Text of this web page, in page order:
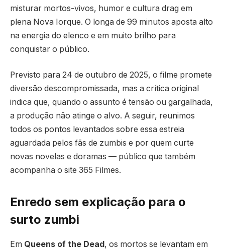
misturar mortos-vivos, humor e cultura drag em
plena Nova Iorque. O longa de 99 minutos aposta alto
na energia do elenco e em muito brilho para
conquistar o público.
Previsto para 24 de outubro de 2025, o filme promete
diversão descompromissada, mas a crítica original
indica que, quando o assunto é tensão ou gargalhada,
a produção não atinge o alvo. A seguir, reunimos
todos os pontos levantados sobre essa estreia
aguardada pelos fãs de zumbis e por quem curte
novas novelas e doramas — público que também
acompanha o site 365 Filmes.
Enredo sem explicação para o
surto zumbi
Em Queens of the Dead , os mortos se levantam em